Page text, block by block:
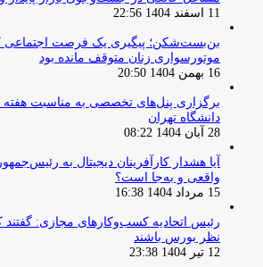
11 اسفند 1404 22:56
بن‌بست‌شکن؛ پیگیری یک فرصت اجتماعی
موتورسواری زنان متوقف مانده بود
16 بهمن 1404 20:50
برگزاری پنل‌های تخصصی به مناسبت هفته
دانشگاه تهران
28 آبان 1404 08:22
آیا هشدار کارآفرینان دیجیتال به
واقعی و به‌جا است؟
15 مرداد 1404 16:38
‏رئیس اتحادیه کسب‌وکارهای مجازی: گفتند
نظر بورس باشند
12 تیر 1404 23:38